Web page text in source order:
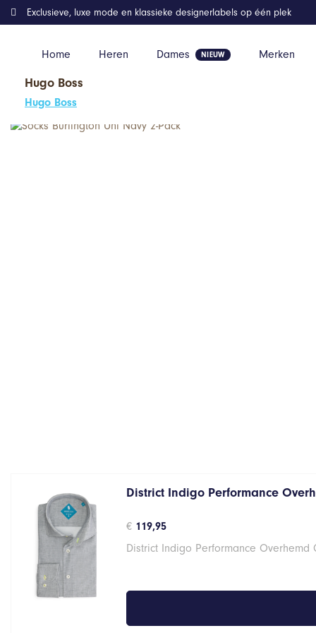
Home Heren Dames Merken
Exclusieve, luxe mode en klassieke designerlabels op één plek
Hugo Boss
Hugo Boss
Home Kleding
District Indigo Performance
€ 119,95
District Indigo Performance Overhemd